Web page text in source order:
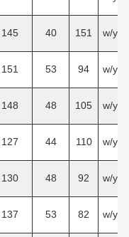
145 40 151 w/y
151 53 94 w/y
148 48 105 w/y
127 44 110 w/y
130 48 92 w/y
137 53 82 w/y